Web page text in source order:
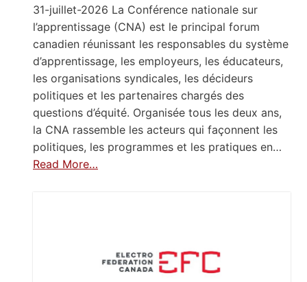
31-juillet-2026 La Conférence nationale sur
l’apprentissage (CNA) est le principal forum
canadien réunissant les responsables du système
d’apprentissage, les employeurs, les éducateurs,
les organisations syndicales, les décideurs
politiques et les partenaires chargés des
questions d’équité. Organisée tous les deux ans,
la CNA rassemble les acteurs qui façonnent les
politiques, les programmes et les pratiques en…
Read More…